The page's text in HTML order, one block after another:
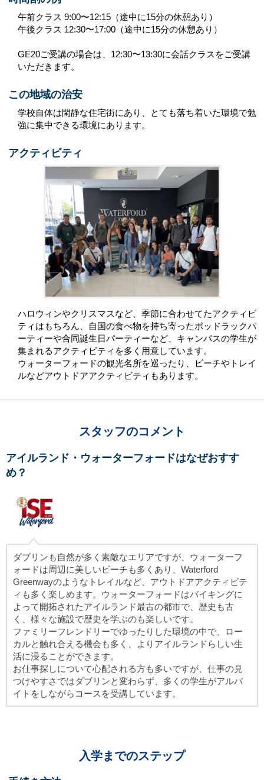
午前クラス 9:00〜12:15（途中に15分の休憩あり）
午後クラス 12:30〜17:00（途中に15分の休憩あり）
GE20ご受講の場合は、12:30〜13:30に会話クラスをご受講
いただきます。
この地域の治安
学校自体は閑静な住宅街にあり、とても落ち着いた環境で勉
強に集中できる環境にあります。
アクティビティ
ハロウィンやクリスマスなど、季節に合わせてたアクティビ
ティはもちろん、自国の食べ物を持ち寄ったポッドラックパ
ーティーや合同誕生日パーティーなど、キャンパスの学生が
集まれるアクティビティを多く用意しています。
ウォーターフォードの観光名所を巡ったり、ビーチやトレイ
ルなどアウトドアアクティビティもあります。
スタッフのコメント
アイルランド・ウォーターフォードはなぜおすす
め？
ダブリンも自然が多く素敵なエリアですが、ウォーターフ
ォードは周辺に美しいビーチも多くあり、Waterford
Greenwayのようなトレイルなど、アウトドアアクティビテ
ィも多く楽しめます。ウォーターフォードはバイキングに
よって開拓されたアイルランド最古の都市で、歴史も古
く、様々な施設で歴史を学ぶのも楽しいです。
ファミリーフレンドリーでゆったりした環境の中で、ロー
カルと触れ合える機会も多く、よりアイルランドらしい生
活に浸ることができます。
お仕事探しについて心配される方も多いですが、仕事の見
つけやすさではダブリンと変わらず、多くの学生がアルバ
イトをしながらコースを受講しています。
入学までのステップ